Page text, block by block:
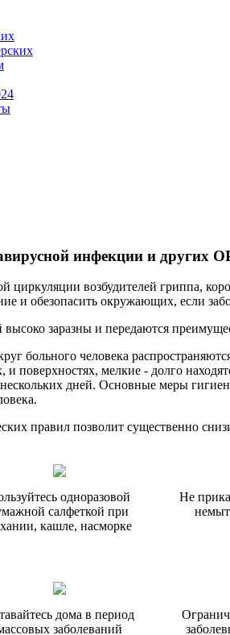
инфекции и других
циркуляции возбудителей гриппа,
и обезопасить окружающих, если
высоко заразны и передаются
больного человека
поверхностях, мелкие - долго
дней. Основные меры
правил позволит существенно
одноразовой
салфеткой при
кашле, насморке
Не
дома в период
заболеваний